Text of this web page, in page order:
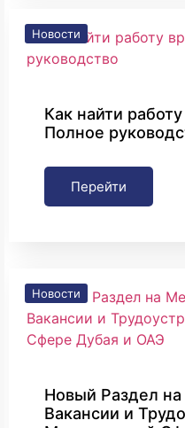
Новости
Как найти
Полное
Перейти
Новости
Новый Раздел на
Вакансии и